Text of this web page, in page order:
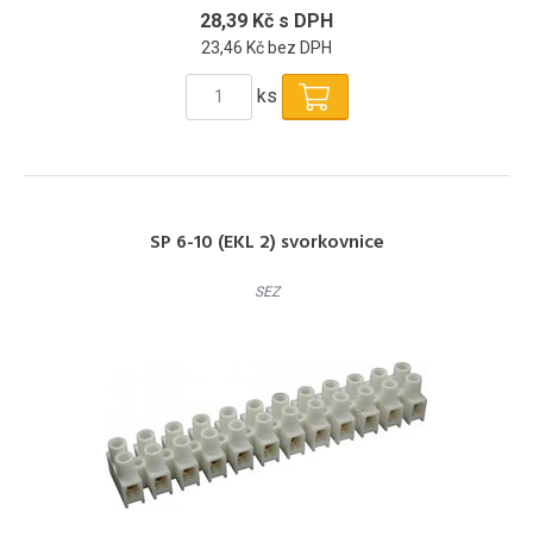
28,39 Kč s DPH
23,46 Kč bez DPH
ks
SP 6-10 (EKL 2) svorkovnice
SEZ